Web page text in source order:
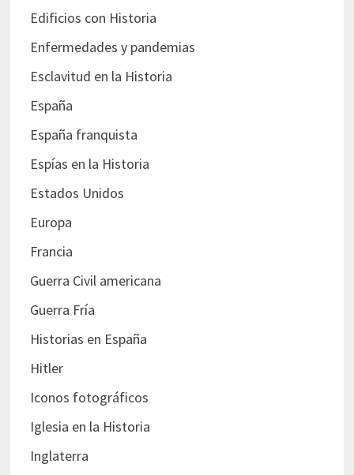
Edificios con Historia
Enfermedades y pandemias
Esclavitud en la Historia
España
España franquista
Espías en la Historia
Estados Unidos
Europa
Francia
Guerra Civil americana
Guerra Fría
Historias en España
Hitler
Iconos fotográficos
Iglesia en la Historia
Inglaterra